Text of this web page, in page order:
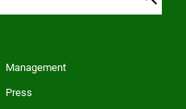
Management
Press